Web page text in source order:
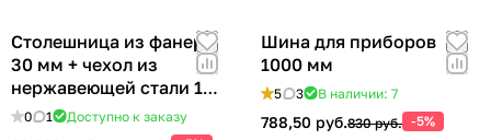
Столешница из фанеры
30 мм + чехол из
нержавеющей стали 1
мм (ширина 1200 мм)
0 1 Доступно к заказу
Шина для приборов
1000 мм
5 3 В наличии: 7
788,50 руб.830 руб. -5%